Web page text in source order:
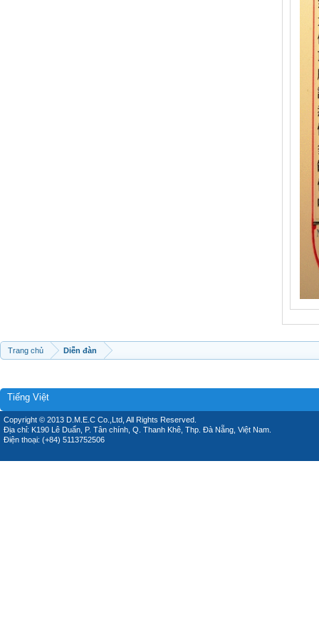
Trang chủ Diễn đàn
Tiếng Việt
Copyright © 2013 D.M.E.C Co.,Ltd, All Rights Reserved.
Địa chỉ: K190 Lê Duẩn, P. Tân chính, Q. Thanh Khê, Thp. Đà Nẵng, Việt Nam.
Điện thoại: (+84) 5113752506